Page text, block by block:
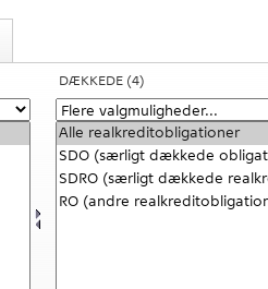
DÆKKEDE (4)